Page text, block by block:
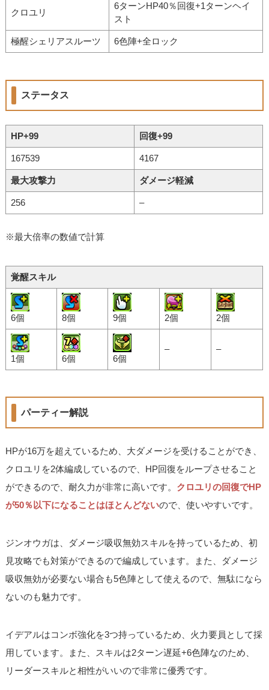
クロユリ
6ターンHP40％回復+1ターンヘイ
スト
極醒シェリアスルーツ 6色陣+全ロック
ステータス
HP+99 回復+99
167539 4167
最大攻撃力 ダメージ軽減
256 –
※最大倍率の数値で計算
覚醒スキル
6個 8個 9個 2個 2個
1個 6個 6個
– –
パーティー解説
HPが16万を超えているため、大ダメージを受けることができ、
クロユリを2体編成しているので、HP回復をループさせること
ができるので、耐久力が非常に高いです。 クロユリの回復でHP
が50％以下になることはほとんどないので、使いやすいです。
ジンオウガは、ダメージ吸収無効スキルを持っているため、初
見攻略でも対策ができるので編成しています。また、ダメージ
吸収無効が必要ない場合も5色陣として使えるので、無駄になら
ないのも魅力です。
イデアルはコンボ強化を3つ持っているため、火力要員として採
用しています。また、スキルは2ターン遅延+6色陣なのため、
リーダースキルと相性がいいので非常に優秀です。